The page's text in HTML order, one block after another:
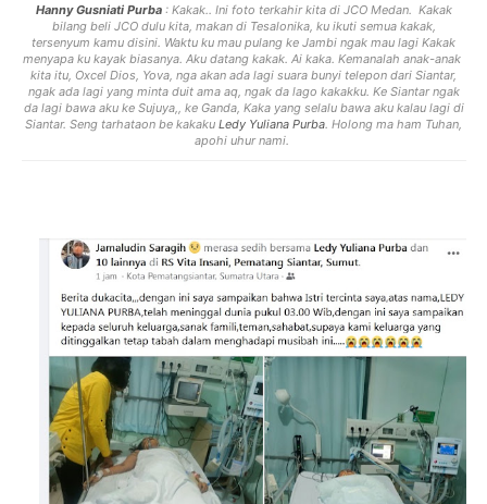
Hanny Gusniati Purba: Kakak.. Ini foto terkahir kita di JCO Medan. Kakak
bilang beli JCO dulu kita, makan di Tesalonika, ku ikuti semua kakak,
tersenyum kamu disini. Waktu ku mau pulang ke Jambi ngak mau lagi Kakak
menyapa ku kayak biasanya. Aku datang kakak. Ai kaka. Kemanalah anak-anak
kita itu, Oxcel Dios, Yova, nga akan ada lagi suara bunyi telepon dari Siantar,
ngak ada lagi yang minta duit ama aq, ngak da lago kakakku. Ke Siantar ngak
da lagi bawa aku ke Sujuya,, ke Ganda, Kaka yang selalu bawa aku kalau lagi di
Siantar. Seng tarhataon be kakaku Ledy Yuliana Purba. Holong ma ham Tuhan,
apohi uhur nami.